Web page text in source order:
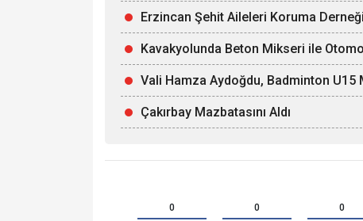
Erzincan Şehit Aileleri Koruma
Kavakyolunda Beton Mikseri ile
Vali Hamza Aydoğdu, Badminton U15
Çakırbay Mazbatasını Aldı
0 0 0